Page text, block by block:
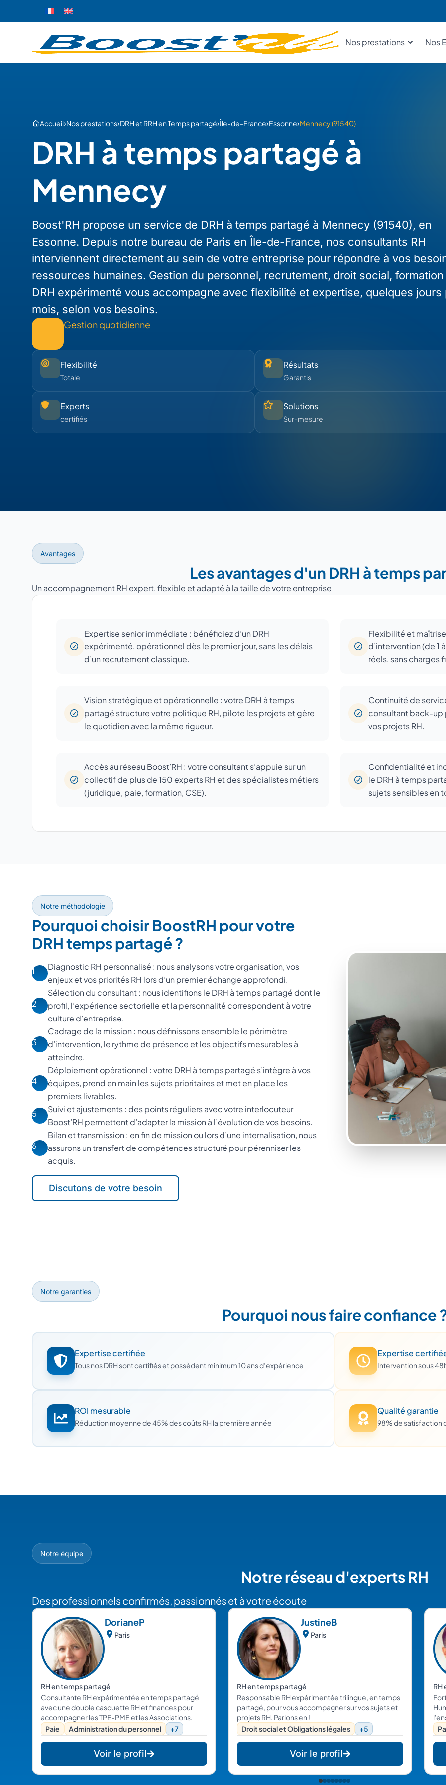
Nos prestations Nos
Accueil›Nos prestations›DRH et RRH en Temps partagé›Île-de-France›Essonne›Mennecy (91540)
DRH à temps partagé à
Mennecy
Boost'RH propose un service de DRH à temps partagé à Mennecy (91540), en
Essonne. Depuis notre bureau de Paris en Île-de-France, nos consultants RH
interviennent directement au sein de votre entreprise pour répondre à vos
ressources humaines. Gestion du personnel, recrutement, droit social, formation
DRH expérimenté vous accompagne avec flexibilité et expertise, quelques jours
mois, selon vos besoins.
Gestion quotidienne
Flexibilité
Totale
Résultats
Garantis
Experts
certifiés
Solutions
Sur-mesure
Avantages
Les avantages d'un DRH à temps
Un accompagnement RH expert, flexible et adapté à la taille de votre entreprise
Expertise senior immédiate : bénéficiez d’un DRH
expérimenté, opérationnel dès le premier jour, sans les délais
d’un recrutement classique.
Flexibilité et
d’intervention (de 1
réels, sans charges
Vision stratégique et opérationnelle : votre DRH à temps
partagé structure votre politique RH, pilote les projets et gère
le quotidien avec la même rigueur.
Continuité de
consultant back-up
vos projets RH.
Accès au réseau Boost’RH : votre consultant s’appuie sur un
collectif de plus de 150 experts RH et des spécialistes métiers
(juridique, paie, formation, CSE).
Confidentialité et
le DRH à temps
sujets sensibles en
Notre méthodologie
Pourquoi choisir BoostRH pour votre
DRH temps partagé ?
1
Diagnostic RH personnalisé : nous analysons votre organisation, vos
enjeux et vos priorités RH lors d’un premier échange approfondi.
2
Sélection du consultant : nous identifions le DRH à temps partagé dont le
profil, l’expérience sectorielle et la personnalité correspondent à votre
culture d’entreprise.
3
Cadrage de la mission : nous définissons ensemble le périmètre
d’intervention, le rythme de présence et les objectifs mesurables à
atteindre.
4
Déploiement opérationnel : votre DRH à temps partagé s’intègre à vos
équipes, prend en main les sujets prioritaires et met en place les
premiers livrables.
5
Suivi et ajustements : des points réguliers avec votre interlocuteur
Boost’RH permettent d’adapter la mission à l’évolution de vos besoins.
6
Bilan et transmission : en fin de mission ou lors d’une internalisation, nous
assurons un transfert de compétences structuré pour pérenniser les
acquis.
Discutons de votre besoin
Notre garanties
Pourquoi nous faire confiance
Expertise certifiée
Tous nos DRH sont certifiés et possèdent minimum 10 ans d’expérience
Expertise
Intervention sous
ROI mesurable
Réduction moyenne de 45% des coûts RH la première année
Qualité garantie
98% de satisfaction
Notre équipe
Notre réseau d'experts RH
Des professionnels confirmés, passionnés et à votre écoute
DorianeP
Paris
RH en temps partagé
Consultante RH expérimentée en temps partagé
avec une double casquette RH et finances pour
accompagner les TPE-PME et les Associations.
Paie
Administration du personnel +7
Voir le profil
JustineB
Paris
RH en temps partagé
Responsable RH expérimentée trilingue, en temps
partagé, pour vous accompagner sur vos sujets et
projets RH. Parlons en !
Droit social et Obligations légales
+5
Voir le profil
RH